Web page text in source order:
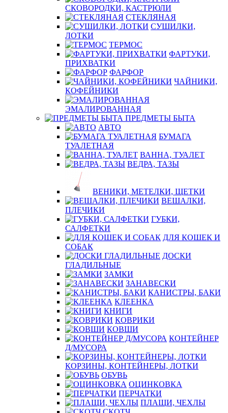
СКОВОРОДКИ, КАСТРЮЛИ
СТЕКЛЯНАЯ
СУШИЛКИ,
ЛОТКИ
ТЕРМОС
ФАРТУКИ,
ПРИХВАТКИ
ФАРФОР
ЧАЙНИКИ,
КОФЕЙНИКИ
ЭМАЛИРОВАННАЯ
ПРЕДМЕТЫ БЫТА
АВТО
БУМАГА
ТУАЛЕТНАЯ
ВАННА, ТУАЛЕТ
ВЕДРА, ТАЗЫ
ВЕНИКИ, МЕТЕЛКИ, ЩЕТКИ
ВЕШАЛКИ,
ПЛЕЧИКИ
ГУБКИ,
САЛФЕТКИ
ДЛЯ КОШЕК И
СОБАК
ДОСКИ
ГЛАДИЛЬНЫЕ
ЗАМКИ
ЗАНАВЕСКИ
КАНИСТРЫ, БАКИ
КЛЕЕНКА
КНИГИ
КОВРИКИ
КОВШИ
КОНТЕЙНЕР
Д/МУСОРА
КОРЗИНЫ, КОНТЕЙНЕРЫ, ЛОТКИ
ОБУВЬ
ОЦИНКОВКА
ПЕРЧАТКИ
ПЛАЩИ, ЧЕХЛЫ